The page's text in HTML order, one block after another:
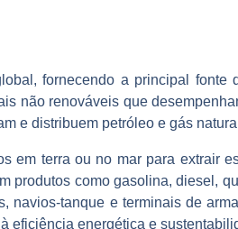
fornecendo a principal
não renováveis que
e distribuem petróleo e gás
terra ou no mar para extrair
como gasolina, diesel,
tanque e terminais de
eficiência energética e